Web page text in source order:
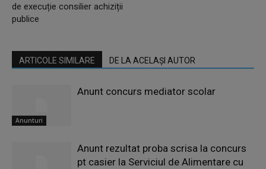
de execuție consilier achiziții
publice
ARTICOLE SIMILARE DE LA ACELAȘI AUTOR
Anunturi
Anunt concurs mediator scolar
Anunt rezultat proba scrisa la concurs
pt casier la Serviciul de Alimentare cu